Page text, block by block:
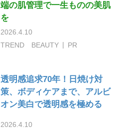
端の肌管理で一生ものの美肌
を
2026.4.10
TREND
BEAUTY PR
透明感追求70年！日焼け対
策、ボディケアまで、アルビ
オン美白で透明感を極める
2026.4.10